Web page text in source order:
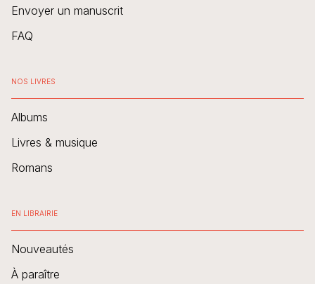
Envoyer un manuscrit
FAQ
NOS LIVRES
Albums
Livres & musique
Romans
EN LIBRAIRIE
Nouveautés
À paraître